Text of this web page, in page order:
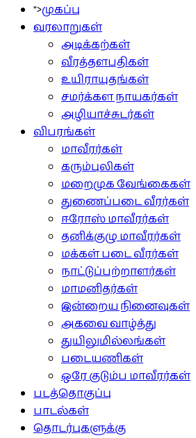
">முகப்பு
வரலாறுகள்
அடிக்கற்கள்
வீரத்தளபதிகள்
உயிராயுதங்கள்
சமர்க்கள நாயகர்கள்
அழியாச்சுடர்கள்
விபரங்கள்
மாவீரர்கள்
கரும்புலிகள்
மறைமுக வேங்கைகள்
துணைப்படை வீரர்கள்
ஈரோஸ் மாவீரர்கள்
தனிக்குழு மாவீரர்கள்
மக்கள் படை வீரர்கள்
நாட்டுப்பற்றாளர்கள்
மாமனிதர்கள்
இன்றைய நினைவுகள்
அகவை வாழ்த்து
துயிலுமில்லங்கள்
படையணிகள்
ஒரே குடும்ப மாவீரர்கள்
படத்தொகுப்பு
பாடல்கள்
தொடர்புகளுக்கு